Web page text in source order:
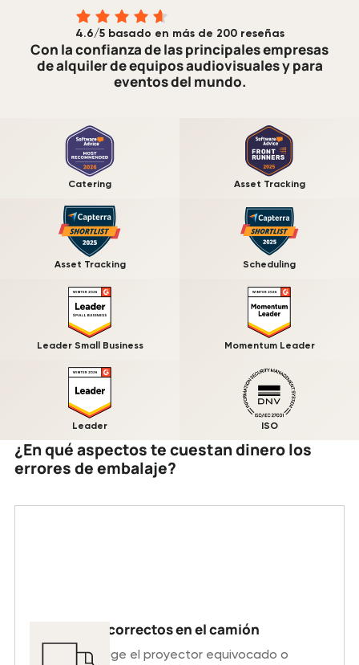
4.6/5 basado en más de 200 reseñas
Con la confianza de las principales empresas
de alquiler de equipos audiovisuales y para
eventos del mundo.
Catering Asset Tracking
Asset Tracking Scheduling
Leader Small Business Momentum Leader
Leader ISO
¿En qué aspectos te cuestan dinero los
errores de embalaje?
Artículos incorrectos en el camión
El personal elige el proyector equivocado o